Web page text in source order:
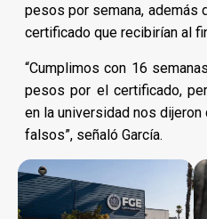
pesos por semana, además
certificado que recibirían al
“Cumplimos con 16
pesos por el certificado,
en la universidad nos
falsos”, señaló García.